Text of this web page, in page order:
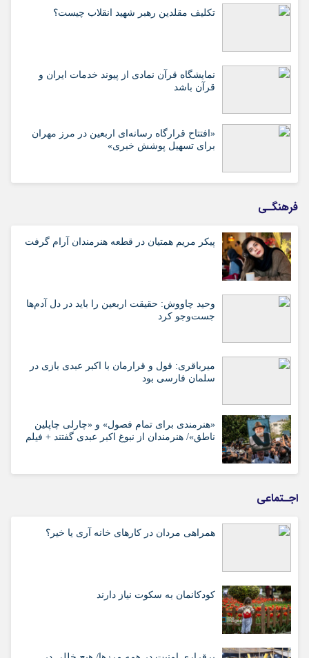
تکلیف مقلدین رهبر شهید انقلاب چیست؟
نمایشگاه قرآن نمادی از پیوند خدمات ایران و
قرآن باشد
«افتتاح قرارگاه رسانه‌ای اربعین در مرز مهران
برای تسهیل پوشش خبری»
فرهنگـی
پیکر مریم همتیان در قطعه هنرمندان آرام گرفت
وحید چاووش: حقیقت اربعین را باید در دل آدم‌ها
جست‌وجو کرد
میرباقری: قول و قرارمان با اکبر عبدی بازی در
سلمان فارسی بود
«هنرمندی برای تمام فصول» و «چارلی چاپلین
ناطق»/ هنرمندان از نبوغ اکبر عبدی گفتند + فیلم
اجـتماعی
همراهی مردان در کارهای خانه آری یا خیر؟
کودکانمان به سکوت نیاز دارند